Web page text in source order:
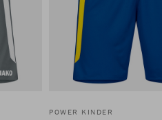
POWER KINDER